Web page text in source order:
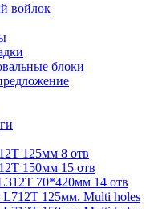
войлок
блоки
125мм 8 отв
150мм 15 отв
70*420мм 14 отв
L712T 125мм. Multi holes